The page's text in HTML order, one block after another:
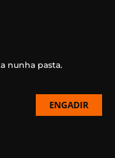
nunha pasta.
ENGADIR